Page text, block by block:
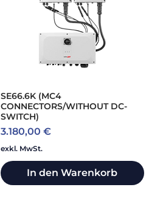
SE66.6K (MC4
CONNECTORS/WITHOUT DC-
SWITCH)
Preis
3.180,00 €
exkl. MwSt.
In den Warenkorb